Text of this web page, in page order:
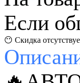
Если
😶 Скидка